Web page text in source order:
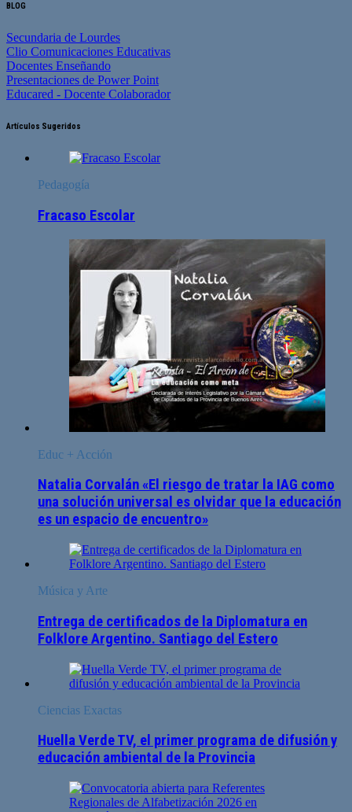
BLOG
Secundaria de Lourdes
Clio Comunicaciones Educativas
Docentes Enseñando
Presentaciones de Power Point
Educared - Docente Colaborador
Artículos Sugeridos
Pedagogía
Fracaso Escolar
Educ + Acción
Natalia Corvalán «El riesgo de tratar la IAG como
una solución universal es olvidar que la educación
es un espacio de encuentro»
Música y Arte
Entrega de certificados de la Diplomatura en
Folklore Argentino. Santiago del Estero
Ciencias Exactas
Huella Verde TV, el primer programa de difusión y
educación ambiental de la Provincia